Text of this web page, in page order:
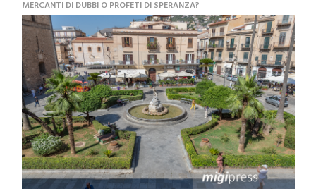
MERCANTI DI DUBBI O PROFETI DI SPERANZA?